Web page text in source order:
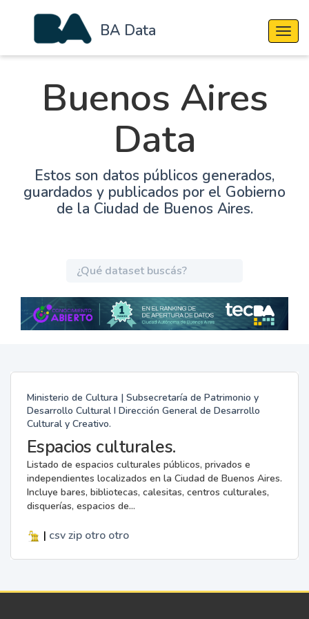
BA Data
Buenos Aires
Data
Estos son datos públicos generados,
guardados y publicados por el Gobierno
de la Ciudad de Buenos Aires.
Ministerio de Cultura | Subsecretaría de Patrimonio y
Desarrollo Cultural I Dirección General de Desarrollo
Cultural y Creativo.
Espacios culturales.
Listado de espacios culturales públicos, privados e
independientes localizados en la Ciudad de Buenos Aires.
Incluye bares, bibliotecas, calesitas, centros culturales,
disquerías, espacios de...
| csv zip otro otro